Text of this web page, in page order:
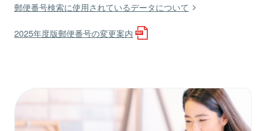
郵便番号検索に使用されているデータについて
2025年度版郵便番号の変更案内